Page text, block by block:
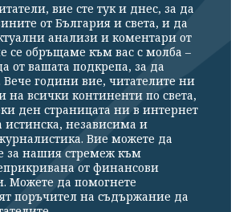
вие сте тук и днес, за да
от България и света, и да
анализи и коментари от
се обръщаме към вас с молба –
от вашата подкрепа, за да
години вие, читателите ни
на всички континенти по света,
ден страницата ни в интернет
истинска, независима и
Вие можете да
за нашия стремеж към
от финансови
Можете да помогнете
поръчител на съдържание да